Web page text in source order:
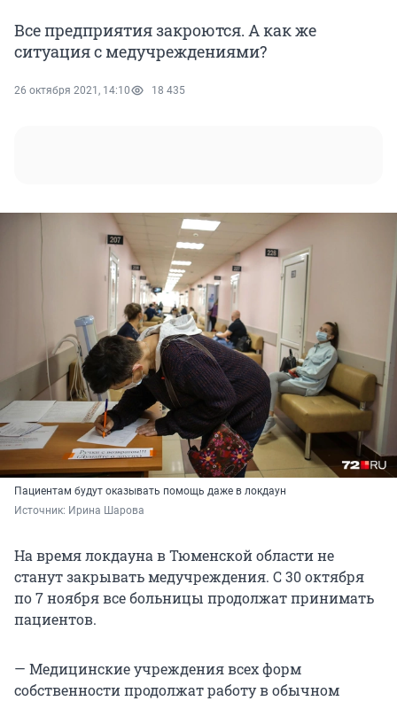
Все предприятия закроются. А как же
ситуация с медучреждениями?
26 октября 2021, 14:10 18 435
Пациентам будут оказывать помощь даже в локдаун
Источник: Ирина Шарова
На время локдауна в Тюменской области не
станут закрывать медучреждения. С 30 октября
по 7 ноября все больницы продолжат принимать
пациентов.
— Медицинские учреждения всех форм
собственности продолжат работу в обычном